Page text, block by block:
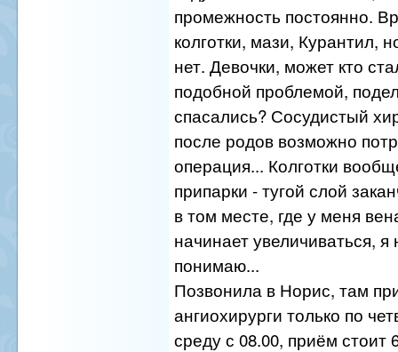
промежность постоянно.
колготки, мази, Курантил,
нет. Девочки, может кто
подобной проблемой,
спасались? Сосудистый
после родов возможно
операция... Колготки
припарки - тугой слой
в том месте, где у меня
начинает увеличиваться, я
понимаю...
Позвонила в Норис, там
ангиохирурги только по
среду с 08.00, приём стоит